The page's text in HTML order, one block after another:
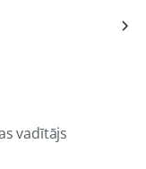
vadītājs